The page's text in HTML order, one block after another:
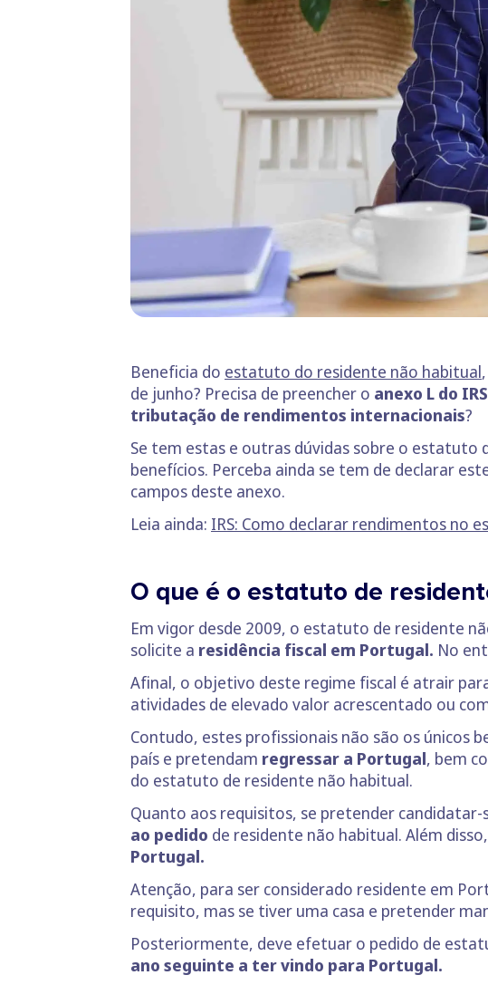
Beneficia do estatuto do residente não habitual
de junho? Precisa de preencher o anexo L do IRS
tributação de rendimentos internacionais?
Se tem estas e outras dúvidas sobre o estatuto
benefícios. Perceba ainda se tem de declarar
campos deste anexo.
Leia ainda: IRS: Como declarar rendimentos no
O que é o estatuto de
Em vigor desde 2009, o estatuto de residente
solicite a residência fiscal em Portugal. No
Afinal, o objetivo deste regime fiscal é atrair
atividades de elevado valor acrescentado ou
Contudo, estes profissionais não são os únicos
país e pretendam regressar a Portugal, bem
do estatuto de residente não habitual.
Quanto aos requisitos, se pretender
ao pedido de residente não habitual. Além
Portugal.
Atenção, para ser considerado residente em
requisito, mas se tiver uma casa e pretender
Posteriormente, deve efetuar o pedido de
ano seguinte a ter vindo para Portugal.